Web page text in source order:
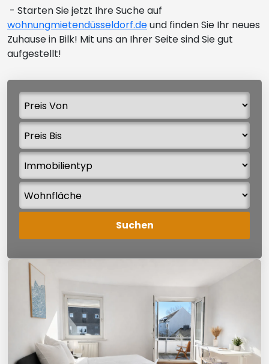
- Starten Sie jetzt Ihre Suche auf
wohnungmietendüsseldorf.deund finden Sie Ihr neues
Zuhause in Bilk! Mit uns an Ihrer Seite sind Sie gut
aufgestellt!